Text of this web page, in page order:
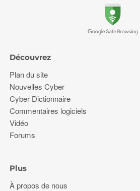
Découvrez
Plan du site
Nouvelles Cyber
Cyber Dictionnaire
Commentaires logiciels
Vidéo
Forums
Plus
À propos de nous